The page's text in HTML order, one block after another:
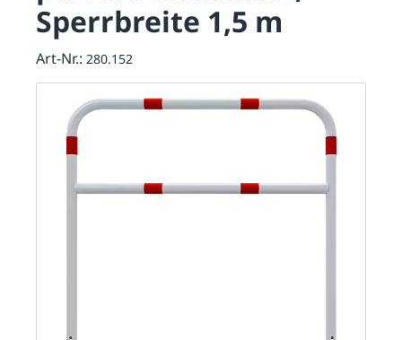
Sperrbreite 1,5 m
Art-Nr.: 280.152